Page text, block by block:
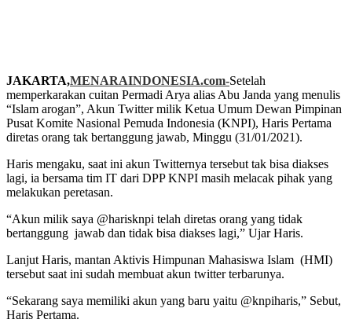
JAKARTA,MENARAINDONESIA.com-Setelah
memperkarakan cuitan Permadi Arya alias Abu Janda yang menulis
“Islam arogan”, Akun Twitter milik Ketua Umum Dewan Pimpinan
Pusat Komite Nasional Pemuda Indonesia (KNPI), Haris Pertama
diretas orang tak bertanggung jawab, Minggu (31/01/2021).
Haris mengaku, saat ini akun Twitternya tersebut tak bisa diakses
lagi, ia bersama tim IT dari DPP KNPI masih melacak pihak yang
melakukan peretasan.
“Akun milik saya @harisknpi telah diretas orang yang tidak
bertanggung jawab dan tidak bisa diakses lagi,” Ujar Haris.
Lanjut Haris, mantan Aktivis Himpunan Mahasiswa Islam (HMI)
tersebut saat ini sudah membuat akun twitter terbarunya.
“Sekarang saya memiliki akun yang baru yaitu @knpiharis,” Sebut,
Haris Pertama.